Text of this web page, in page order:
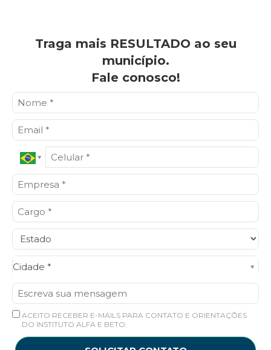
Traga mais RESULTADO ao seu
município.
Fale conosco!
Cidade *
Cidade*
ACEITO RECEBER E-MAILS PARA CONTATO E ORIENTAÇÕES
DO INSTITUTO ALFA E BETO.